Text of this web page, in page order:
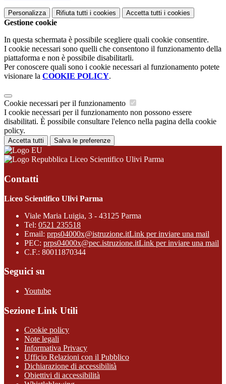
Personalizza Rifiuta tutti i cookies Accetta tutti i cookies
Gestione cookie
In questa schermata è possibile scegliere quali cookie consentire.
I cookie necessari sono quelli che consentono il funzionamento della
piattaforma e non è possibile disabilitarli.
Per conoscere quali sono i cookie necessari al funzionamento potete
visionare la COOKIE POLICY.
Cookie necessari per il funzionamento
I cookie necessari per il funzionamento non possono essere
disabilitati. È possibile consultare l'elenco nella pagina della cookie
policy.
Accetta tutti Salva le preferenze
Liceo Scientifico Ulivi Parma
Contatti
Liceo Scientifico Ulivi Parma
Viale Maria Luigia, 3 - 43125 Parma
Tel: 0521 235518
Email: prps04000x@istruzione.itLink per inviare una mail
PEC: prps04000x@pec.istruzione.itLink per inviare una mail
C.F.: 80011870344
Seguici su
Youtube
Sezione Link Utili
Cookie policy
Note legali
Informativa Privacy
Ufficio Relazioni con il Pubblico
Dichiarazione di accessibilità
Obiettivi di accessibilità